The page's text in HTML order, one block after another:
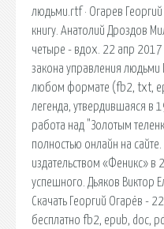
людьми.rtf · Огарев
книгу. Анатолий Дроздов
четыре - вдох. 22 апр 2017
закона управления людьми
любом формате (fb2, txt,
легенда, утвердившаяся в
работа над "Золотым
полностью онлайн на
издательством «Феникс» в
успешного. Дьяков Виктор
Скачать Георгий Огарёв -
бесплатно fb2, epub, doc,